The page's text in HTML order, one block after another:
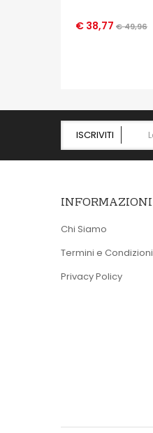
€ 38,77 € 49,96
ISCRIVITI
INFORMAZIONI
Chi Siamo
Termini e Condizioni
Privacy Policy